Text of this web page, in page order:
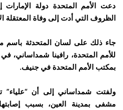
دعت الأمم المتحدة دولة
الظروف التي أدت إلى وفاة المعتقلة
جاء ذلك على لسان المتحدثة باسم
للأمم المتحدة، رافينا شمداساني،
بمكتب الأمم المتحدة في جنيف.
ولفتت شمداساني إلى أن
مشفى بمدينة العين، بسبب